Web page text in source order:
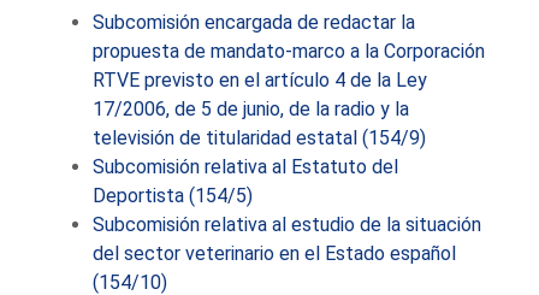
Subcomisión encargada de redactar la
propuesta de mandato-marco a la Corporación
RTVE previsto en el artículo 4 de la Ley
17/2006, de 5 de junio, de la radio y la
televisión de titularidad estatal (154/9)
Subcomisión relativa al Estatuto del
Deportista (154/5)
Subcomisión relativa al estudio de la situación
del sector veterinario en el Estado español
(154/10)